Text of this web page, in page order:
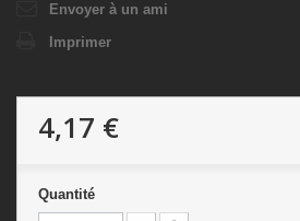
Envoyer à un ami
Imprimer
4,17 €
Quantité